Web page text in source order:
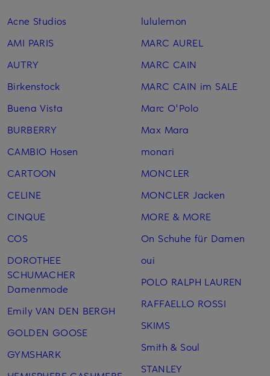
Acne Studios
AMI PARIS
AUTRY
Birkenstock
Buena Vista
BURBERRY
CAMBIO Hosen
CARTOON
CELINE
CINQUE
COS
DOROTHEE
SCHUMACHER
Damenmode
Emily VAN DEN BERGH
GOLDEN GOOSE
GYMSHARK
lululemon
MARC AUREL
MARC CAIN
MARC CAIN im SALE
Marc O'Polo
Max Mara
monari
MONCLER
MONCLER Jacken
MORE & MORE
On Schuhe für Damen
oui
POLO RALPH LAUREN
RAFFAELLO ROSSI
SKIMS
Smith & Soul
STANLEY